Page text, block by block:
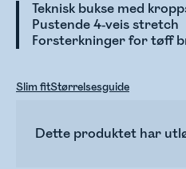
Teknisk bukse med
Pustende 4-veis stretch
Forsterkninger for tøff
Slim fitStørrelsesguide
Dette produktet har